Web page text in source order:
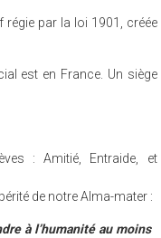
régie par la loi 1901, créée
est en France. Un siège
: Amitié, Entraide, et
de notre Alma-mater :
à l’humanité au moins